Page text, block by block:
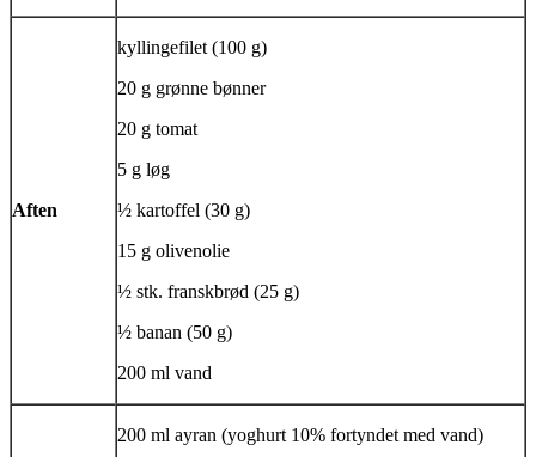
Aften
kyllingefilet (100 g)
20 g grønne bønner
20 g tomat
5 g løg
½ kartoffel (30 g)
15 g olivenolie
½ stk. franskbrød (25 g)
½ banan (50 g)
200 ml vand
200 ml ayran (yoghurt 10% fortyndet med vand)